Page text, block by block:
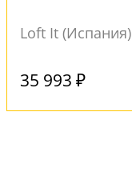
Loft It (Испания)
35 993 ₽